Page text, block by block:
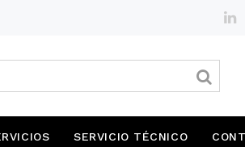
SERVICIO TÉCNICO